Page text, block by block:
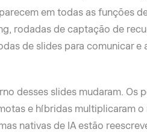
em todas as funções
rodadas de captação de
de slides para comunicar e
desses slides mudaram. Os
e híbridas multiplicaram
nativas de IA estão